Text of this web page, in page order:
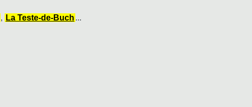
, La Teste-de-Buch ...